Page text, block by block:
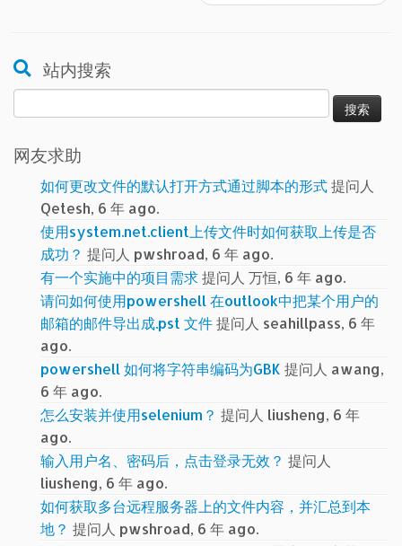
站内搜索
索：
网友求助
如何更改文件的默认打开方式通过脚本的形式提问人
Qetesh, 6 年 ago.
使用system.net.client上传文件时如何获取上传是否
成功？ 提问人 pwshroad, 6 年 ago.
有一个实施中的项目需求提问人 万恒, 6 年 ago.
请问如何使用powershell 在outlook中把某个用户的
邮箱的邮件导出成.pst 文件提问人 seahillpass, 6 年
ago.
powershell 如何将字符串编码为GBK 提问人 awang,
6 年 ago.
怎么安装并使用selenium？ 提问人 liusheng, 6 年
ago.
输入用户名、密码后，点击登录无效？ 提问人
liusheng, 6 年 ago.
如何获取多台远程服务器上的文件内容，并汇总到本
地？ 提问人 pwshroad, 6 年 ago.